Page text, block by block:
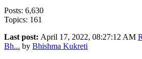
Posts: 6,630
Topics: 161
Last post: April 17, 2022, 08:27:12 AM
Bh... by Bhishma Kukreti